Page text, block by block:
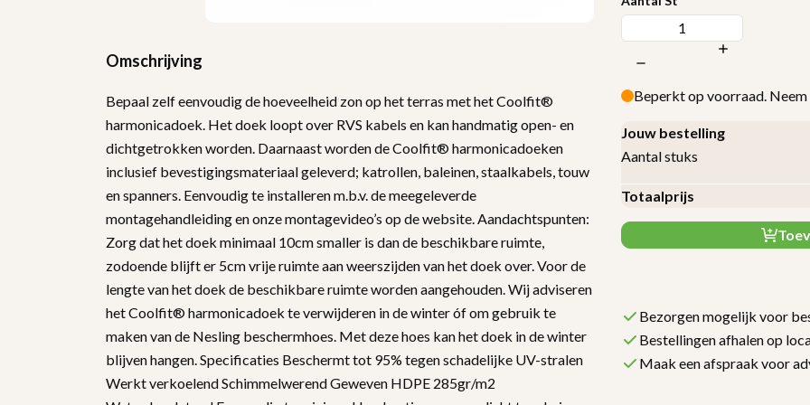
Omschrijving
Bepaal zelf eenvoudig de hoeveelheid zon op het terras met het Coolfit®
harmonicadoek. Het doek loopt over RVS kabels en kan handmatig open- en
dichtgetrokken worden. Daarnaast worden de Coolfit® harmonica­doeken
inclusief bevestigingsmateriaal geleverd; katrollen, baleinen, staalkabels, touw
en spanners. Eenvoudig te installeren m.b.v. de meegeleverde
montagehandleiding en onze montagevideo’s op de website. Aandachtspunten:
Zorg dat het doek minimaal 10cm smaller is dan de beschikbare ruimte,
zodoende blijft er 5cm vrije ruimte aan weerszijden van het doek over. Voor de
lengte van het doek de beschikbare ruimte worden aangehouden. Wij adviseren
het Coolfit® harmonicadoek te verwijderen in de winter óf om gebruik te
maken van de Nesling beschermhoes. Met deze hoes kan het doek in de winter
blijven hangen. Specificaties Beschermt tot 95% tegen schadelijke UV-stralen
Werkt verkoelend Schimmelwerend Geweven HDPE 285gr/m2
Beperkt op voorraad.
Jouw bestelling
Aantal stuks
Totaalprijs
Bezorgen mogelijk voor
Bestellingen afhalen op
Maak een afspraak voor